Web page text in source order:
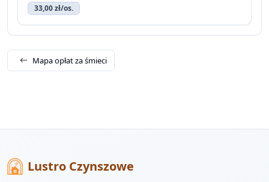
33,00 zł/os.
Mapa opłat za śmieci
Lustro Czynszowe